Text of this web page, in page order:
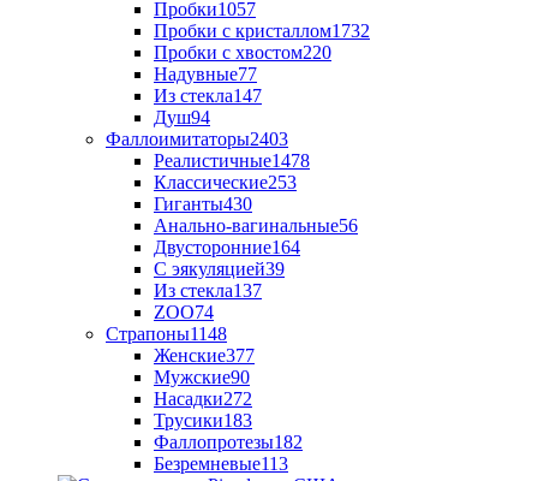
Пробки1057
Пробки с кристаллом1732
Пробки с хвостом220
Надувные77
Из стекла147
Душ94
Фаллоимитаторы2403
Реалистичные1478
Классические253
Гиганты430
Анально-вагинальные56
Двусторонние164
С эякуляцией39
Из стекла137
ZOO74
Страпоны1148
Женские377
Мужские90
Насадки272
Трусики183
Фаллопротезы182
Безремневые113